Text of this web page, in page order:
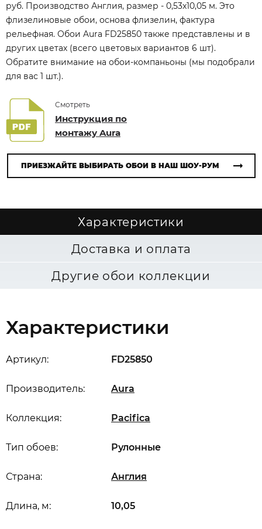
руб. Производство Англия, размер - 0,53x10,05 м. Это
флизелиновые обои, основа флизелин, фактура
рельефная. Обои Aura FD25850 также представлены и в
других цветах (всего цветовых вариантов 6 шт).
Обратите внимание на обои-компаньоны (мы подобрали
для вас 1 шт.).
Смотреть
Инструкция по
монтажу Aura
ПРИЕЗЖАЙТЕ ВЫБИРАТЬ ОБОИ В НАШ ШОУ-РУМ
Характеристики
Доставка и оплата
Другие обои коллекции
Характеристики
Артикул: FD25850
Производитель: Aura
Коллекция: Pacifica
Длина, м: 10,05
Страна: Англия
Тип обоев: Рулонные